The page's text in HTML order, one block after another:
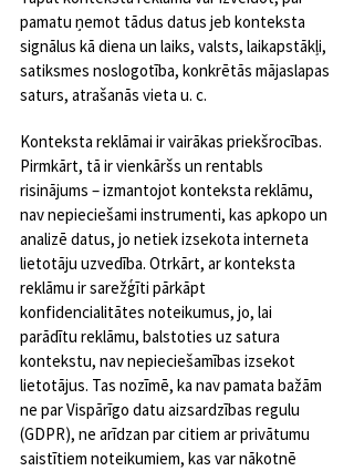
pamatu ņemot tādus datus jeb konteksta
signālus kā diena un laiks, valsts, laikapstākļi,
satiksmes noslogotība, konkrētās mājaslapas
saturs, atrašanās vieta u. c.
Konteksta reklāmai ir vairākas priekšrocības.
Pirmkārt, tā ir vienkāršs un rentabls
risinājums – izmantojot konteksta reklāmu,
nav nepieciešami instrumenti, kas apkopo un
analizē datus, jo netiek izsekota interneta
lietotāju uzvedība. Otrkārt, ar konteksta
reklāmu ir sarežģīti pārkāpt
konfidencialitātes noteikumus, jo, lai
parādītu reklāmu, balstoties uz satura
kontekstu, nav nepieciešamības izsekot
lietotājus. Tas nozīmē, ka nav pamata bažām
ne par Vispārīgo datu aizsardzības regulu
(GDPR), ne arīdzan par citiem ar privātumu
saistītiem noteikumiem, kas var nākotnē